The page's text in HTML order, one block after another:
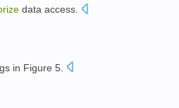
data access
in Figure 5